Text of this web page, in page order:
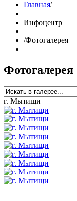
Главная/
Инфоцентр
/Фотогалерея
Фотогалерея
г. Мытищи